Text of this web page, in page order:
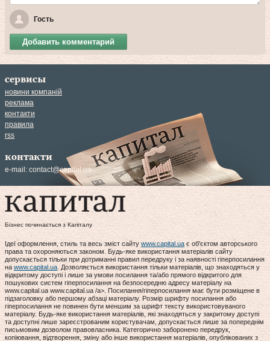
Гость
Добавить комментарий
сервисы
новини компаній
реклама
контакти
правила
rss
контакти
e-mail: contact@capital.ua
Бізнес починається з Капіталу
Ідеї оформлення, стиль та весь зміст сайту www.capital.ua є об'єктом авторського
права та охороняються законом. Будь-яке використання матеріалів сайту
допускається тільки при дотриманні правил передруку і за наявності гіперпосилання
на www.capital.ua. Дозволяється використання тільки матеріалів, що знаходяться у
відкритому доступі і лише за умови посилання та/або прямого відкритого для
пошукових систем гіперпосилання на безпосередню адресу матеріалу на
www.capital.ua www.capital.ua /a>. Посилання/гіперпосилання має бути розміщене в
підзаголовку або першому абзаці матеріалу. Розмір шрифту посилання або
гіперпосилання не повинен бути меншим за шрифт тексту використовуваного
матеріалу. Будь-яке використання матеріалів, які знаходяться у закритому доступі
та доступні лише зареєстрованим користувачам, допускається лише за попереднім
письмовим дозволом правовласника. Категорично заборонено передрук,
копіювання, відтворення, зміну або інше використання матеріалів, опублікованих з